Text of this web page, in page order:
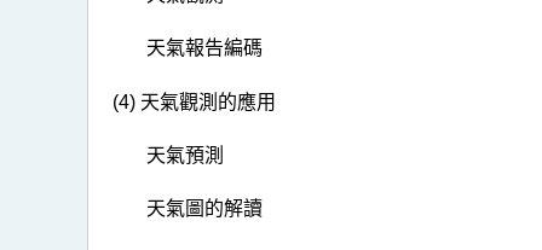
天氣報告編碼
(4) 天氣觀測的應用
天氣預測
天氣圖的解讀